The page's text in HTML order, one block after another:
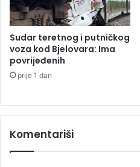
i
t
k
o
n
u
d
e
d
Sudar teretnog i putničkog
voza kod Bjelovara: Ima
povrijeđenih
prije 1 dan
Komentariši